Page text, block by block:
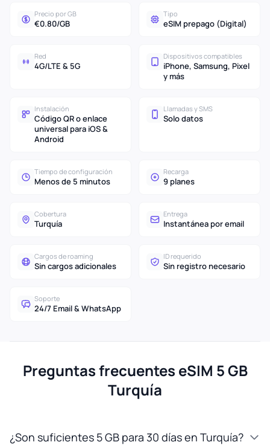
Precio por GB
€0.80/GB
Tipo
eSIM prepago (Digital)
Red
4G/LTE & 5G
Dispositivos compatibles
iPhone, Samsung, Pixel
y más
Instalación
Código QR o enlace
universal para iOS &
Android
Llamadas y SMS
Solo datos
Tiempo de configuración
Menos de 5 minutos
Recarga
9 planes
Cobertura
Turquía
Entrega
Instantánea por email
Cargos de roaming
Sin cargos adicionales
ID requerido
Sin registro necesario
Soporte
24/7 Email & WhatsApp
Preguntas frecuentes eSIM 5 GB
Turquía
¿Son suficientes 5 GB para 30 días en Turquía?